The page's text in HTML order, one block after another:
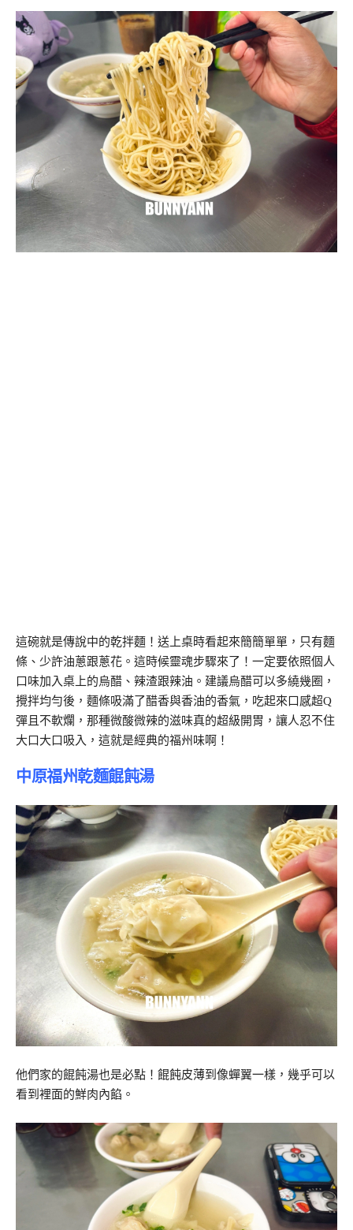
這碗就是傳說中的乾拌麵！送上桌時看起來簡簡單單，只有麵
條、少許油蔥跟蔥花。這時候靈魂步驟來了！一定要依照個人
口味加入桌上的烏醋、辣渣跟辣油。建議烏醋可以多繞幾圈，
攪拌均勻後，麵條吸滿了醋香與香油的香氣，吃起來口感超Q
彈且不軟爛，那種微酸微辣的滋味真的超級開胃，讓人忍不住
大口大口吸入，這就是經典的福州味啊！
中原福州乾麵餛飩湯
他們家的餛飩湯也是必點！餛飩皮薄到像蟬翼一樣，幾乎可以
看到裡面的鮮肉內餡。